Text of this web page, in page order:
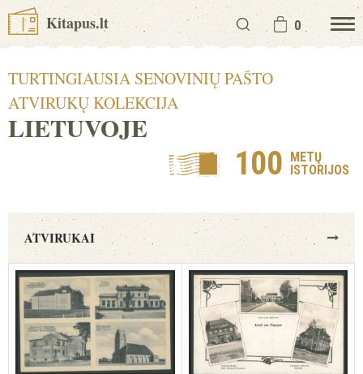
Kitapus.lt 0
TURTINGIAUSIA SENOVINIŲ PAŠTO
ATVIRUKŲ KOLEKCIJA
LIETUVOJE
100 METŲ
ISTORIJOS
ATVIRUKAI